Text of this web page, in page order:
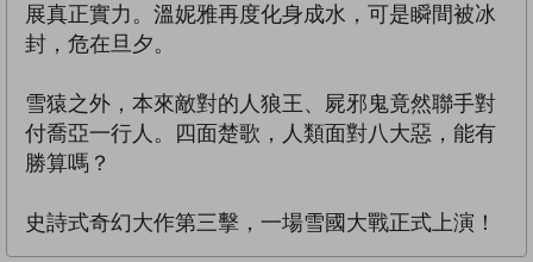
展真正實力。溫妮雅再度化身成水，可是瞬間被冰
封，危在旦夕。
雪猿之外，本來敵對的人狼王、屍邪鬼竟然聯手對
付喬亞一行人。四面楚歌，人類面對八大惡，能有
勝算嗎？
史詩式奇幻大作第三擊，一場雪國大戰正式上演！